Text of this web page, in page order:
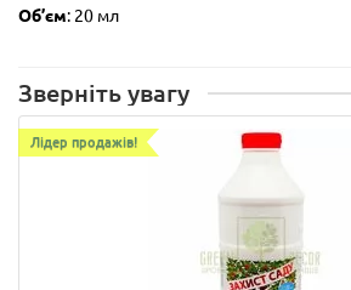
Об’єм: 20 мл
Зверніть увагу
Лідер продажів!